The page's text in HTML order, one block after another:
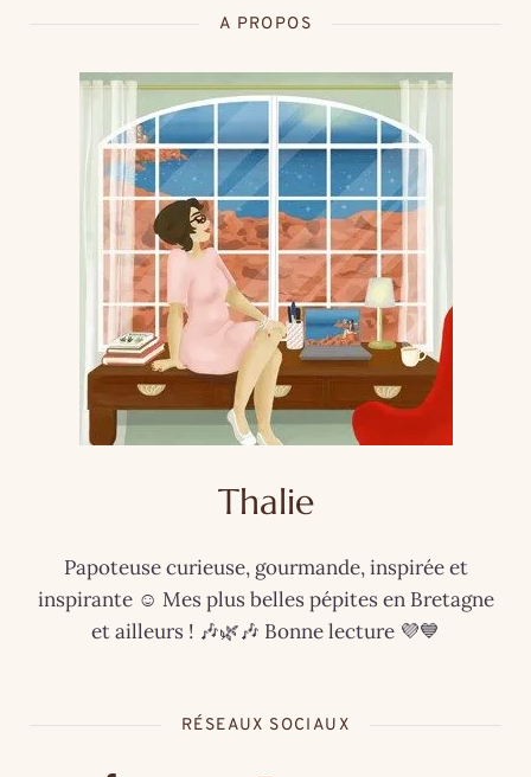
A PROPOS
Thalie
Papoteuse curieuse, gourmande, inspirée et
inspirante ☺️ Mes plus belles pépites en Bretagne
et ailleurs ! 🎶🌿🎶 Bonne lecture 💜💙
RÉSEAUX SOCIAUX